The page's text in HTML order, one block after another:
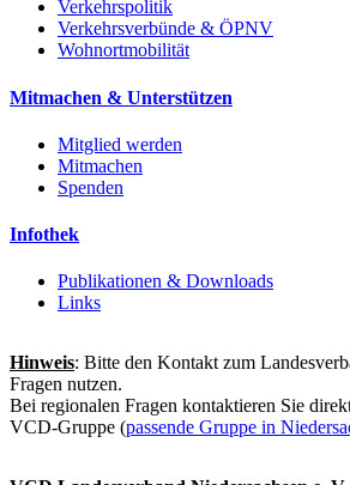
Verkehrspolitik
Verkehrsverbünde & ÖPNV
Wohnortmobilität
Mitmachen & Unterstützen
Mitglied werden
Mitmachen
Spenden
Infothek
Publikationen & Downloads
Links
Hinweis: Bitte den Kontakt zum
Fragen nutzen.
Bei regionalen Fragen kontaktieren Sie
VCD-Gruppe (passende Gruppe in